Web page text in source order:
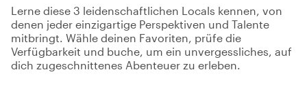
Lerne diese 3 leidenschaftlichen Locals kennen, von
denen jeder einzigartige Perspektiven und Talente
mitbringt. Wähle deinen Favoriten, prüfe die
Verfügbarkeit und buche, um ein unvergessliches, auf
dich zugeschnittenes Abenteuer zu erleben.